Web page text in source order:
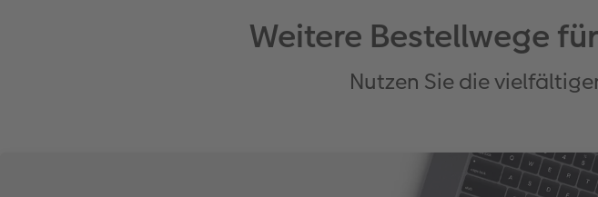
Weitere Bestellwege
Nutzen Sie die